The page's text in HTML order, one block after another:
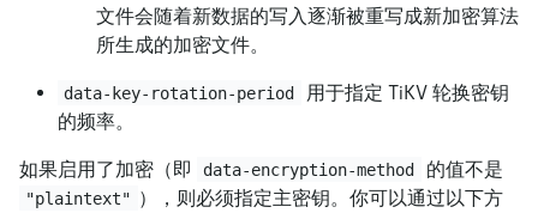
文件会随着新数据的写入逐渐被重写成新加密算法
所生成的加密文件。
data-key-rotation-period
用于指定 TiKV 轮换密钥
的频率。
如果启用了加密（即 data-encryption-method 的值不是
"plaintext" ），则必须指定主密钥。你可以通过以下方